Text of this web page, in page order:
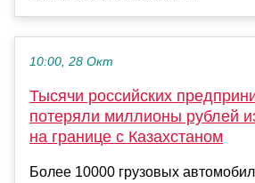
10:00, 28 Окт
Тысячи российских
потеряли миллионы рублей
на границе с Казахстаном
Более 10000 грузовых